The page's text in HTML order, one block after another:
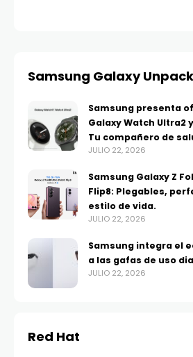
Samsung Galaxy
Samsung presenta
Galaxy Watch Ultra2
Tu compañero de
JULIO 22, 2026
Samsung Galaxy Z
Flip8: Plegables,
estilo de vida.
JULIO 22, 2026
Samsung integra el
a las gafas de uso
JULIO 22, 2026
Red Hat